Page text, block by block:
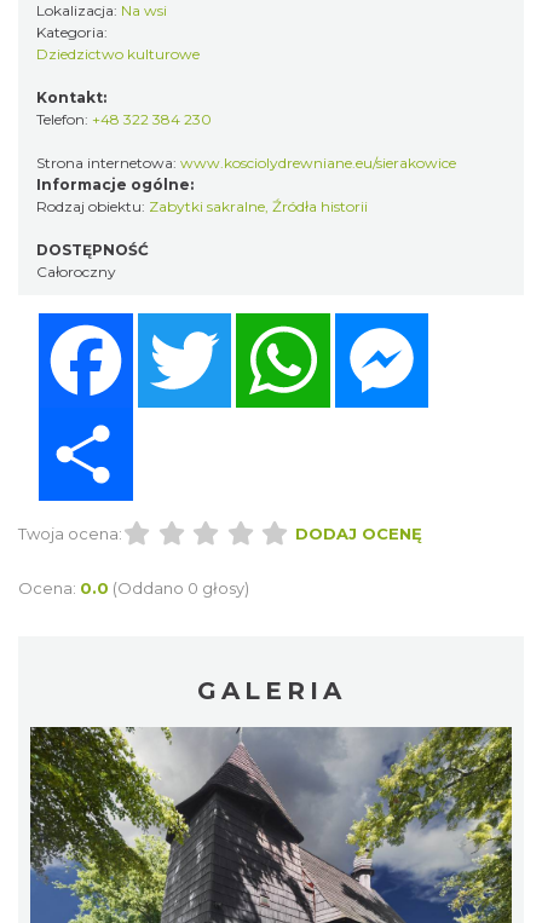
Lokalizacja: Na wsi
Kategoria:
Dziedzictwo kulturowe
Kontakt:
Telefon: +48 322 384 230
Strona internetowa: www.kosciolydrewniane.eu/sierakowice
Informacje ogólne:
Rodzaj obiektu: Zabytki sakralne, Źródła historii
DOSTĘPNOŚĆ
Całoroczny
Twitter WhatsApp
Twoja ocena: DODAJ OCENĘ
Ocena: 0.0 (Oddano 0 głosy)
GALERIA